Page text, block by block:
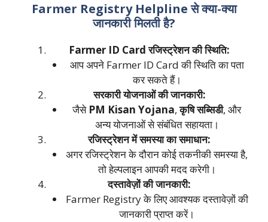
Farmer Registry Helpline से क्या-क्या
जानकारी मिलती है?
Farmer ID Card रजिस्ट्रेशन की स्थिति:
आप अपने Farmer ID Card की स्थिति का पता
कर सकते हैं।
सरकारी योजनाओं की जानकारी:
जैसे PM Kisan Yojana,कृषि सब्सिडी, और
अन्य योजनाओं से संबंधित सहायता।
रजिस्ट्रेशन में समस्या का समाधान:
अगर रजिस्ट्रेशन के दौरान कोई तकनीकी समस्या है,
तो हेल्पलाइन आपकी मदद करेगी।
दस्तावेज़ों की जानकारी:
Farmer Registry के लिए आवश्यक दस्तावेज़ों की
जानकारी प्राप्त करें।